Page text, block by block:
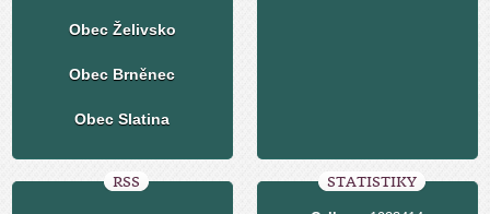
Obec Želivsko
Obec Brněnec
Obec Slatina
RSS STATISTIKY